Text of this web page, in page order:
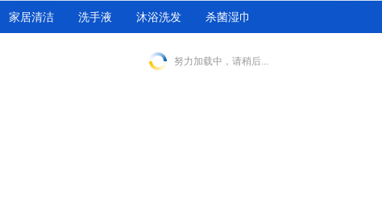
家居清洁 洗手液 沐浴洗发 杀菌湿巾
努力加载中，请稍后...